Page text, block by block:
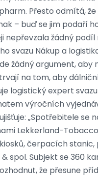
Přesto odmítá, že
– buď se jim podaří
nepřevzala žádný podíl
svazu Nákup a
žádný argument, aby
na tom, aby dálniční
logistický expert
výročních
„Spotřebitele se
Lekkerland-
čerpacích
spol. Subjekt se 360
že přesune